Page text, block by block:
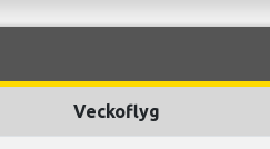
Veckoflyg